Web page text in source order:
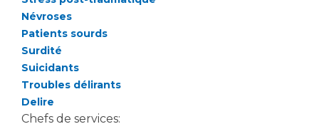
Protection des données
Sécurité
Névroses
Patients sourds
Surdité
Suicidants
Troubles délirants
Delire
Chefs de services: